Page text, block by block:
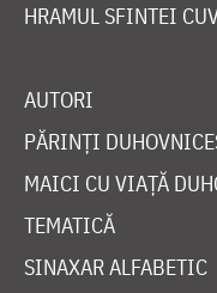
HRAMUL SFINTEI
AUTORI
PĂRINȚI
MAICI CU VIAȚĂ
TEMATICĂ
SINAXAR ALFABETIC